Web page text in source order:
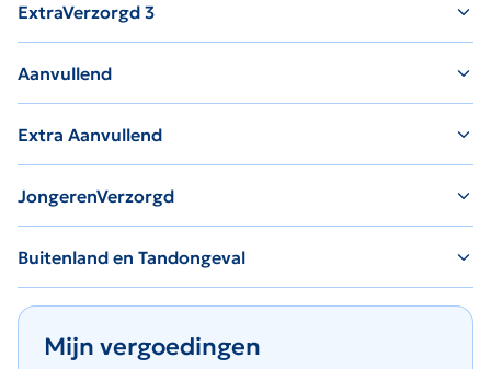
ExtraVerzorgd 3
Aanvullend
Extra Aanvullend
JongerenVerzorgd
Buitenland en Tandongeval
Mijn vergoedingen